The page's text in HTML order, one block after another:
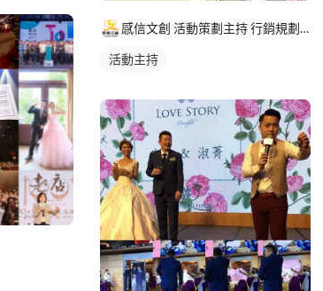
感信文創 活動策劃主持 行銷規劃 課程講座 美編文宣
活動主持